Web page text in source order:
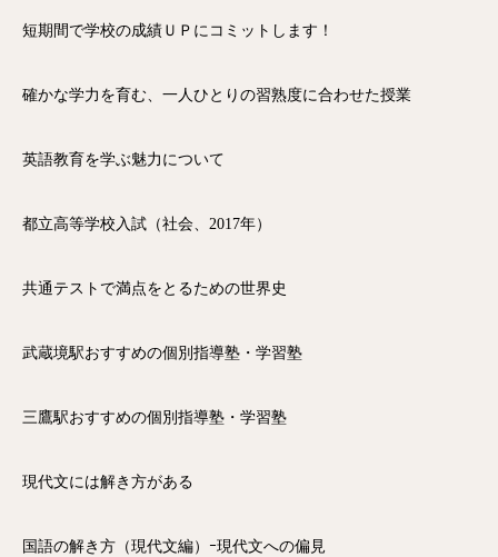
短期間で学校の成績ＵＰにコミットします！
確かな学力を育む、一人ひとりの習熟度に合わせた授業
英語教育を学ぶ魅力について
都立高等学校入試（社会、2017年）
共通テストで満点をとるための世界史
武蔵境駅おすすめの個別指導塾・学習塾
三鷹駅おすすめの個別指導塾・学習塾
現代文には解き方がある
国語の解き方（現代文編）ｰ現代文への偏見